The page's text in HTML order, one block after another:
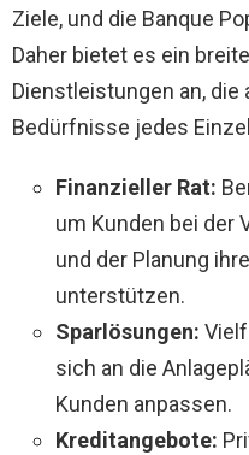
Ziele, und die Banque
Daher bietet es ein
Dienstleistungen an,
Bedürfnisse jedes
Finanzieller Rat:
um Kunden bei der
und der Planung
unterstützen.
Sparlösungen:
sich an die
Kunden anpassen.
Kreditangebote: